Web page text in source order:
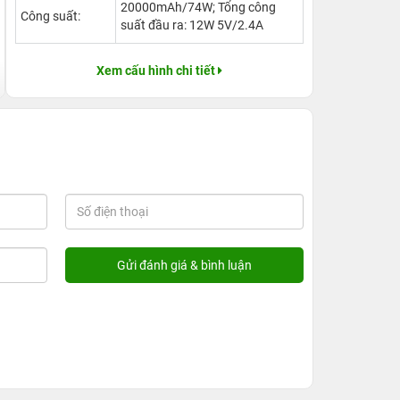
Công suất:
20000mAh/74W; Tổng công
suất đầu ra: 12W 5V/2.4A
Xem cấu hình chi tiết